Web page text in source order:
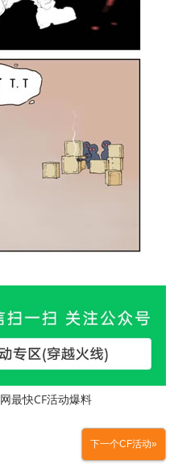
最快CF活动爆料
下一个CF活动»